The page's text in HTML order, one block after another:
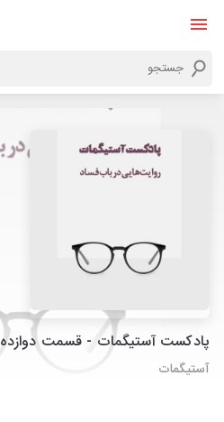
پادکست آستیگمات - قسمت دوازده
آستیگمات